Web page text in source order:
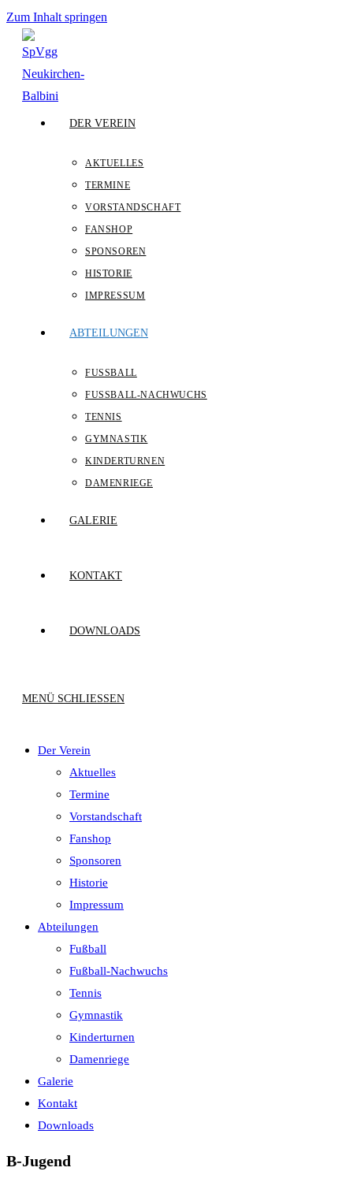
Zum Inhalt springen
DER VEREIN
AKTUELLES
TERMINE
VORSTANDSCHAFT
FANSHOP
SPONSOREN
HISTORIE
IMPRESSUM
ABTEILUNGEN
FUSSBALL
FUSSBALL-NACHWUCHS
TENNIS
GYMNASTIK
KINDERTURNEN
DAMENRIEGE
GALERIE
KONTAKT
DOWNLOADS
MENÜ SCHLIESSEN
Der Verein
Aktuelles
Termine
Vorstandschaft
Fanshop
Sponsoren
Historie
Impressum
Abteilungen
Fußball
Fußball-Nachwuchs
Tennis
Gymnastik
Kinderturnen
Damenriege
Galerie
Kontakt
Downloads
B-Jugend